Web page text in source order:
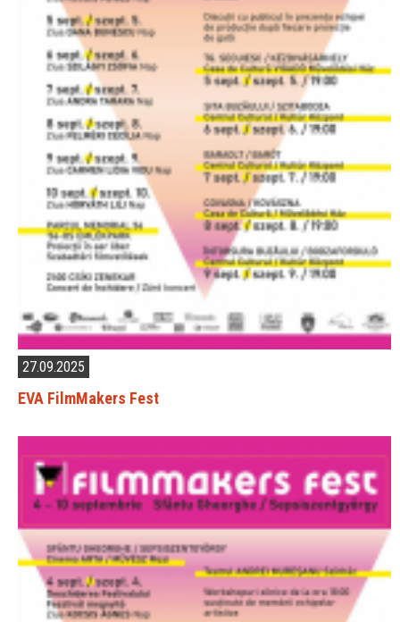
27.09.2025
EVA FilmMakers Fest